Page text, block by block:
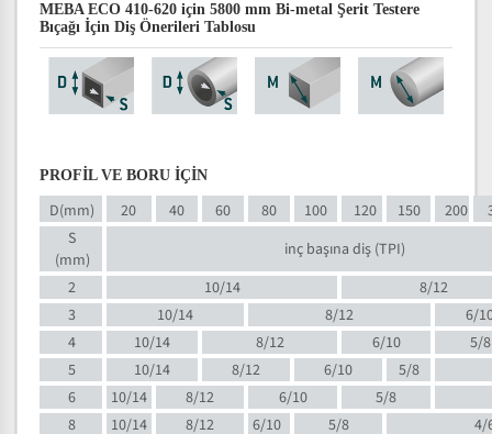
MEBA ECO 410-620 için 5800 mm Bi-metal Şerit Testere
Bıçağı İçin Diş Önerileri Tablosu
PROFİL VE BORU İÇİN
D(mm) 20 40 60 80 100 120 150 200
S
(mm)
inç başına diş (TPI)
2
10/14
8/12
3
10/14 8/12
6/
4
10/14 8/12 6/10
5/8
5
10/14 8/12 6/10
5/8
6
10/14 8/12 6/10
5/8
8
10/14 8/12 6/10 5/8
4/